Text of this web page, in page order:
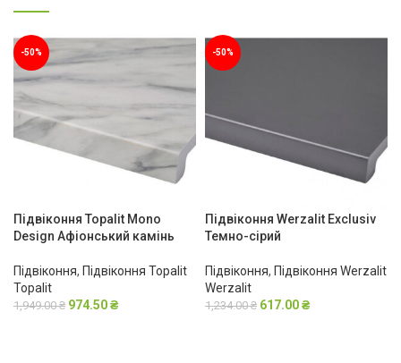
-50%
Підвіконня Topalit Mono
Design Афіонський камінь
Підвіконня, Підвіконня Topalit
Topalit
1,949.00₴ 974.50₴
-50%
Підвіконня Werzalit Exclusiv
Темно-сірий
Підвіконня, Підвіконня Werzalit
Werzalit
1,234.00₴ 617.00₴